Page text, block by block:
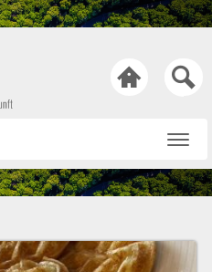

Rat & Tat
Technik & Trends